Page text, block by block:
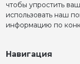
чтобы упростить
использовать наш
информацию по
Навигация